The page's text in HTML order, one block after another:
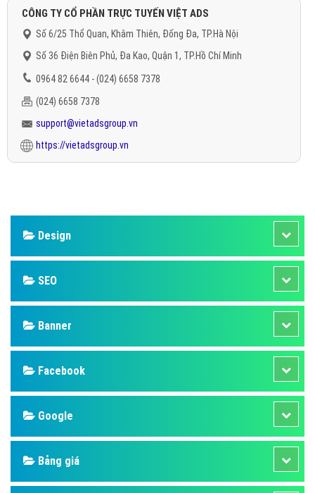
CÔNG TY CỔ PHẦN TRỰC TUYẾN VIỆT ADS
Số 6/25 Thổ Quan, Khâm Thiên, Đống Đa, TP.Hà Nội
Số 36 Điện Biên Phủ, Đa Kao, Quận 1, TP.Hồ Chí Minh
0964 82 6644 - (024) 6658 7378
(024) 6658 7378
support@vietadsgroup.vn
https://vietadsgroup.vn